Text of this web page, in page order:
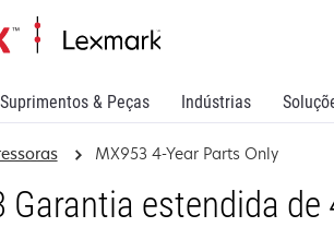
Suprimentos & Peças Indústrias
MX953 4-Year Parts Only
Garantia estendida de